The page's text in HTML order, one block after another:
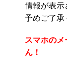
情報が表示
予めご了承
スマホの
ん！